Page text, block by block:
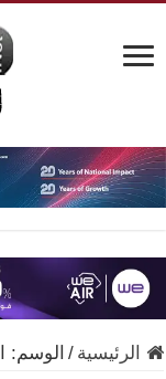
الرئيسية / الوسم: